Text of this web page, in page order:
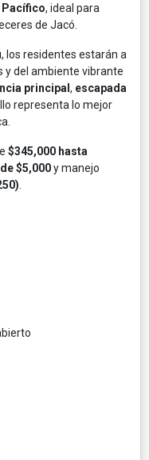
Pacífico, ideal para
de Jacó.
, los residentes estarán a
y del ambiente vibrante
principal , escapada
representa lo mejor
$345,000 hasta
$5,000y manejo